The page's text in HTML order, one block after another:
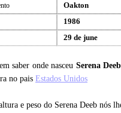
Oakton
1986
29 de june
saber onde nasceu Serena Deeb
no pais Estados Unidos
e peso do Serena Deeb nós